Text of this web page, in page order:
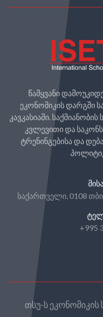
წამყვანი
ეკონომიკის დარგში
კავკასიაში.
კვლევითი და
ტრენინგებისა და
საქართველი, 0108
+995
თსუ-ს